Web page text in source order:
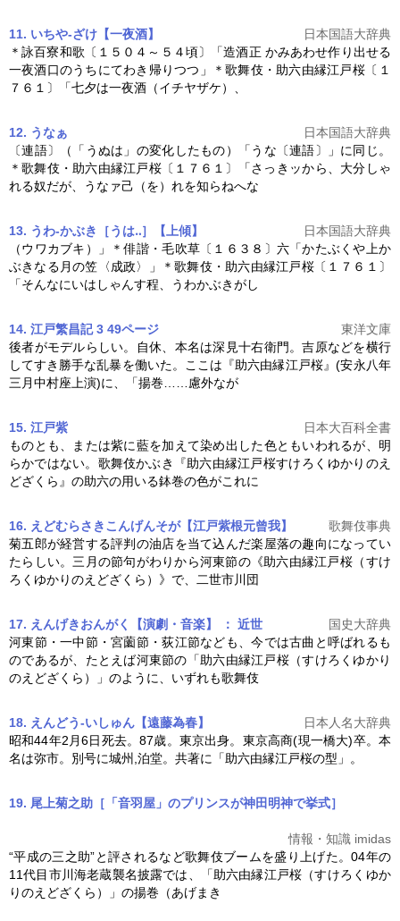
11. いちや‐ざけ【一夜酒】
日本国語大辞典
＊詠百寮和歌〔１５０４～５４頃〕「造酒正 かみあわせ作り出せる
一夜酒口のうちにてわき帰りつつ」＊歌舞伎・ 助六由縁江戸桜 〔１
７６１〕「七夕は一夜酒（イチヤザケ）、
12. うなぁ
日本国語大辞典
〔連語〕（「うぬは」の変化したもの）「うな〔連語〕」に同じ。
＊歌舞伎・ 助六由縁江戸桜 〔１７６１〕「さっきッから、大分しゃ
れる奴だが、うなァ己（を）れを知らねへな
13. うわ‐かぶき［うは‥］【上傾】
日本国語大辞典
（ウワカブキ）」＊俳諧・毛吹草〔１６３８〕六「かたぶくや上か
ぶきなる月の笠〈成政〉」＊歌舞伎・ 助六由縁江戸桜 〔１７６１〕
「そんなにいはしゃんす程、うわかぶきがし
14. 江戸繁昌記 3 49ページ
東洋文庫
後者がモデルらしい。自休、本名は深見十右衛門。吉原などを横行
してすき勝手な乱暴を働いた。ここは『助六由縁江戸桜』(安永八年
三月中村座上演)に、「揚巻……慮外なが
15. 江戸紫
日本大百科全書
ものとも、または紫に藍を加えて染め出した色ともいわれるが、明
らかではない。歌舞伎かぶき『助六由縁江戸桜すけろくゆかりのえ
どざくら』の助六の用いる鉢巻の色がこれに
16. えどむらさきこんげんそが【江戸紫根元曾我】
歌舞伎事典
菊五郎が経営する評判の油店を当て込んだ楽屋落の趣向になってい
たらしい。三月の節句がわりから河東節の《助六由縁江戸桜 （すけ
ろくゆかりのえどざくら）》で、二世市川団
17. えんげきおんがく【演劇・音楽】 ： 近世
国史大辞典
河東節・一中節・宮薗節・荻江節なども、今では古曲と呼ばれるも
のであるが、たとえば河東節の「助六由縁江戸桜 （すけろくゆかり
のえどざくら）」のように、いずれも歌舞伎
18. えんどう-いしゅん【遠藤為春】
日本人名大辞典
昭和44年2月6日死去。87歳。東京出身。東京高商(現一橋大)卒。本
名は弥市。別号に城州,泊堂。共著に「助六由縁江戸桜の型」。
19. 尾上菊之助［「音羽屋」のプリンスが神田明神で挙式］
情報・知識 imidas
“平成の三之助”と評されるなど歌舞伎ブームを盛り上げた。04年の
11代目市川海老蔵襲名披露では、「助六由縁江戸桜 （すけろくゆか
りのえどざくら）」の揚巻（あげまき